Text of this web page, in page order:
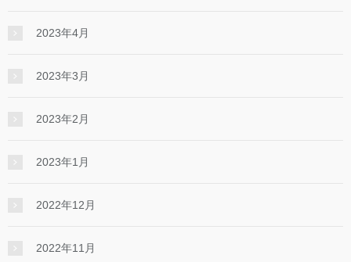
2023年4月
2023年3月
2023年2月
2023年1月
2022年12月
2022年11月